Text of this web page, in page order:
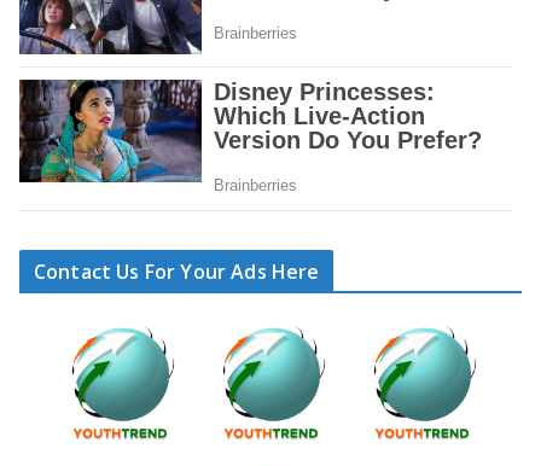
Contact Us For Your Ads Here